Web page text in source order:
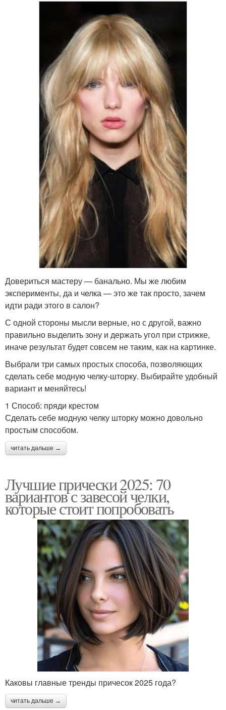
Довериться мастеру — банально. Мы же любим
эксперименты, да и челка — это же так просто, зачем
идти ради этого в салон?
С одной стороны мысли верные, но с другой, важно
правильно выделить зону и держать угол при стрижке,
иначе результат будет совсем не таким, как на картинке.
Выбрали три самых простых способа, позволяющих
сделать себе модную челку-шторку. Выбирайте удобный
вариант и меняйтесь!
1 Способ: пряди крестом
Сделать себе модную челку шторку можно довольно
простым способом.
читать дальше →
Лучшие прически 2025: 70
вариантов с завесой челки,
которые стоит попробовать
Каковы главные тренды причесок 2025 года?
читать дальше →